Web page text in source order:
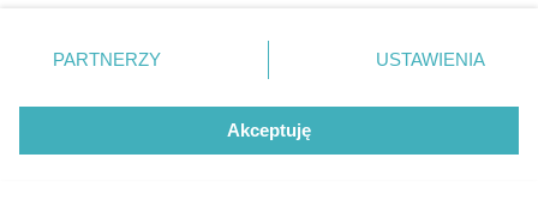
zmienić/wycofać klikając przycisk ustawień prywatności
znajdujący się w lewym dolnym rogu strony
rodzaje przetwarzania danych nie wymagają zgody
użytkownika, ale masz prawo sprzeciwić się takiemu
PARTNERZY USTAWIENIA
Akceptuję